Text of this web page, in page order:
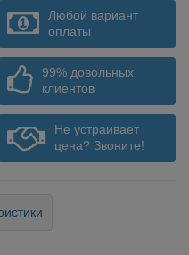
Любой вариант
оплаты
99% довольных
клиентов
Не устраивает
цена? Звоните!